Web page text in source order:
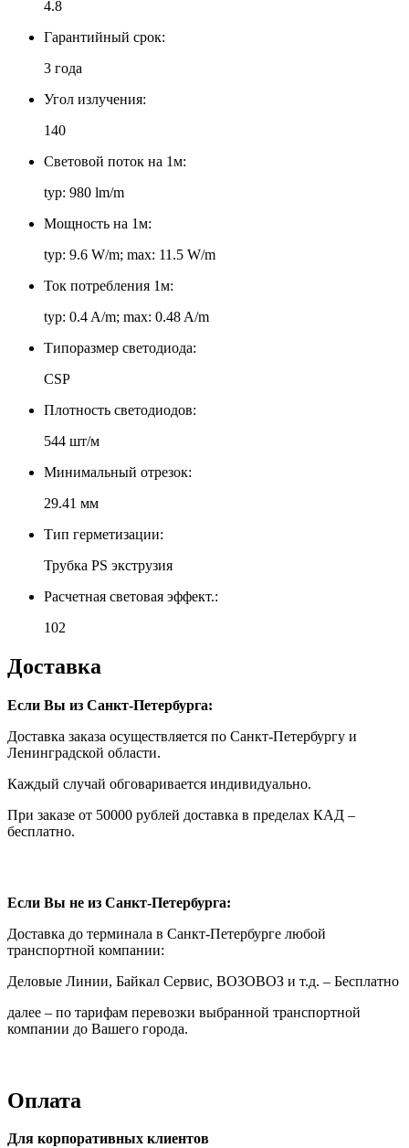
4.8
Гарантийный срок:
3 года
Угол излучения:
140
Световой поток на 1м:
typ: 980 lm/m
Мощность на 1м:
typ: 9.6 W/m; max: 11.5 W/m
Ток потребления 1м:
typ: 0.4 A/m; max: 0.48 A/m
Типоразмер светодиода:
CSP
Плотность светодиодов:
544 шт/м
Минимальный отрезок:
29.41 мм
Тип герметизации:
Трубка PS экструзия
Расчетная световая эффект.:
102
Доставка
Если Вы из Санкт-Петербурга:
Доставка заказа осуществляется по Санкт-Петербургу и
Ленинградской области.
Каждый случай обговаривается индивидуально.
При заказе от 50000 рублей доставка в пределах КАД –
бесплатно.
Если Вы не из Санкт-Петербурга:
Доставка до терминала в Санкт-Петербурге любой
транспортной компании:
Деловые Линии, Байкал Сервис, ВОЗОВОЗ и т.д. – Бесплатно
далее – по тарифам перевозки выбранной транспортной
компании до Вашего города.
Оплата
Для корпоративных клиентов